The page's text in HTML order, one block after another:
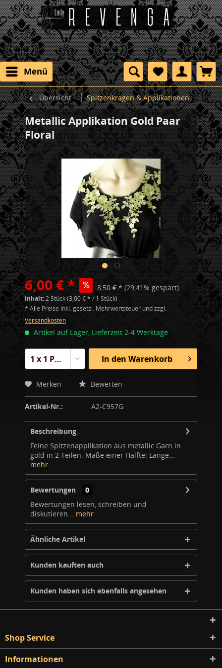
Menü
Übersicht Spitzenkragen & Applikationen
Metallic Applikation Gold Paar
Floral
6,00 € * 8,50 € * (29,41% gespart)
Inhalt:2 Stück (3,00 € * / 1 Stück)
* Alle Preise inkl. gesetzl. Mehrwertsteuer und zzgl.
Versandkosten
Artikel auf Lager, Lieferzeit 2-4 Werktage
In den Warenkorb
Merken Bewerten
Artikel-Nr.: A2-C957G
Beschreibung
Feine Spitzenapplikation aus metallic Garn in
gold in 2 Teilen. Maße einer Hälfte: Länge...
mehr
Bewertungen
0
Bewertungen lesen, schreiben und
diskutieren... mehr
Ähnliche Artikel
Kunden kauften auch
Kunden haben sich ebenfalls angesehen
Shop Service
Informationen